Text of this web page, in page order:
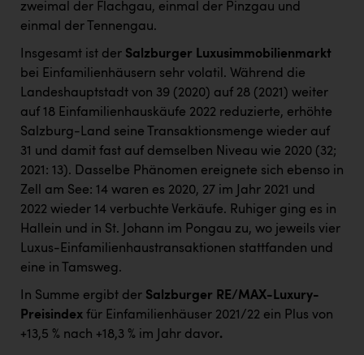
zweimal der Flachgau, einmal der Pinzgau und
einmal der Tennengau.
Insgesamt ist der Salzburger Luxusimmobilienmarkt
bei Einfamilienhäusern sehr volatil. Während die
Landeshauptstadt von 39 (2020) auf 28 (2021) weiter
auf 18 Einfamilienhauskäufe 2022 reduzierte, erhöhte
Salzburg-Land seine Transaktionsmenge wieder auf
31 und damit fast auf demselben Niveau wie 2020 (32;
2021: 13). Dasselbe Phänomen ereignete sich ebenso in
Zell am See: 14 waren es 2020, 27 im Jahr 2021 und
2022 wieder 14 verbuchte Verkäufe. Ruhiger ging es in
Hallein und in St. Johann im Pongau zu, wo jeweils vier
Luxus-Einfamilienhaustransaktionen stattfanden und
eine in Tamsweg.
In Summe ergibt der Salzburger RE/MAX-Luxury-
Preisindex für Einfamilienhäuser 2021/22 ein Plus von
+13,5 % nach +18,3 % im Jahr davor.